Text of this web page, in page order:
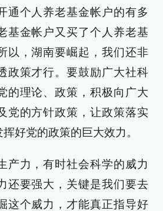
通个人养老基金帐户的有多
基金帐户又买了个人养老基
以，湖南要崛起，我们还非
政策才行。要鼓励广大社科
的理论、政策，积极向广大
党的方针政策，让政策落实
好党的政策的巨大效力。
产力，有时社会科学的威力
还要强大，关键是我们要去
这个威力，才能真正指导好